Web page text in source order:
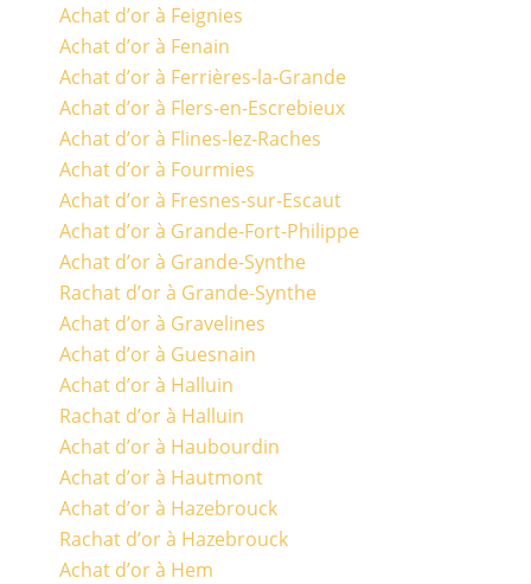
Achat d’or à Feignies
Achat d’or à Fenain
Achat d’or à Ferrières-la-Grande
Achat d’or à Flers-en-Escrebieux
Achat d’or à Flines-lez-Raches
Achat d’or à Fourmies
Achat d’or à Fresnes-sur-Escaut
Achat d’or à Grande-Fort-Philippe
Achat d’or à Grande-Synthe
Rachat d’or à Grande-Synthe
Achat d’or à Gravelines
Achat d’or à Guesnain
Achat d’or à Halluin
Rachat d’or à Halluin
Achat d’or à Haubourdin
Achat d’or à Hautmont
Achat d’or à Hazebrouck
Rachat d’or à Hazebrouck
Achat d’or à Hem